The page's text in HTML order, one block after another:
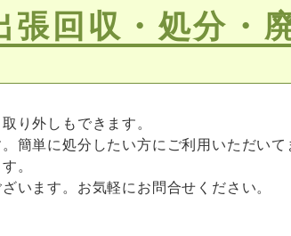
回収・処分・
り外しもできます。
簡単に処分したい方にご利用いただいて
。
います。お気軽にお問合せください。